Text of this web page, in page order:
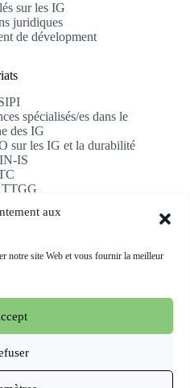
aux
notre site Web et vous fournir la meilleur
sur les IG
juridiques
de dévelopment
spécialisés/es dans le
des IG
sur les IG et la durabilité
IS
for an International
-Site web hébergé et géré